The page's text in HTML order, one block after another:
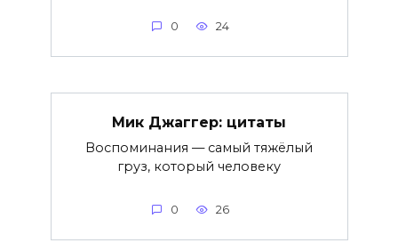
0 24
Мик Джаггер: цитаты
Воспоминания — самый тяжёлый
груз, который человеку
0 26